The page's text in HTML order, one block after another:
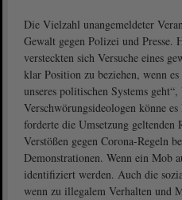
Die Vielzahl unangemeldeter
Gewalt gegen Polizei und Presse.
versteckten sich Versuche eines
klar Position zu beziehen, wenn
unseres politischen Systems
Verschwörungsideologen könne
forderte die Umsetzung geltenden
Verstößen gegen Corona-Regeln
Demonstrationen. Wenn ein Mob
identifiziert werden. Auch die
wenn zu illegalem Verhalten und